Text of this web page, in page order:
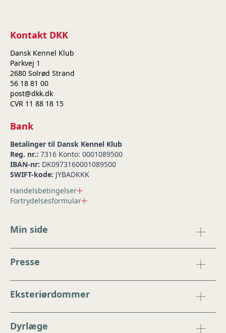
Kontakt DKK
Dansk Kennel Klub
Parkvej 1
2680 Solrød Strand
56 18 81 00
post@dkk.dk
CVR 11 88 18 15
Bank
Betalinger til Dansk Kennel Klub
Reg. nr.: 7316 Konto: 0001089500
IBAN-nr: DK0973160001089500
SWIFT-kode: JYBADKKK
Handelsbetingelser
Fortrydelsesformular
Min side
Presse
Eksteriørdommer
Dyrlæge